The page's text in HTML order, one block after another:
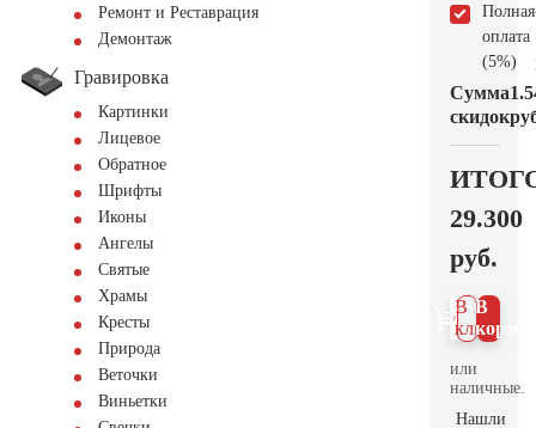
Ремонт и Реставрация
Демонтаж
Гравировка
Картинки
Лицевое
Обратное
Шрифты
Иконы
Ангелы
Святые
Храмы
Кресты
Природа
Веточки
Виньетки
Полная
оплата
(5%)
Сумма
скидок
29.300
руб.
В
В 1
клик
или
наличные.
Нашли